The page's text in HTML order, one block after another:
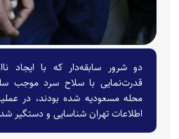
دو شرور سابقه‌دار که با ایجاد
قدرت‌نمایی با سلاح سرد موجب
محله مسعودیه شده بودند، در
اطلاعات تهران شناسایی و دستگیر